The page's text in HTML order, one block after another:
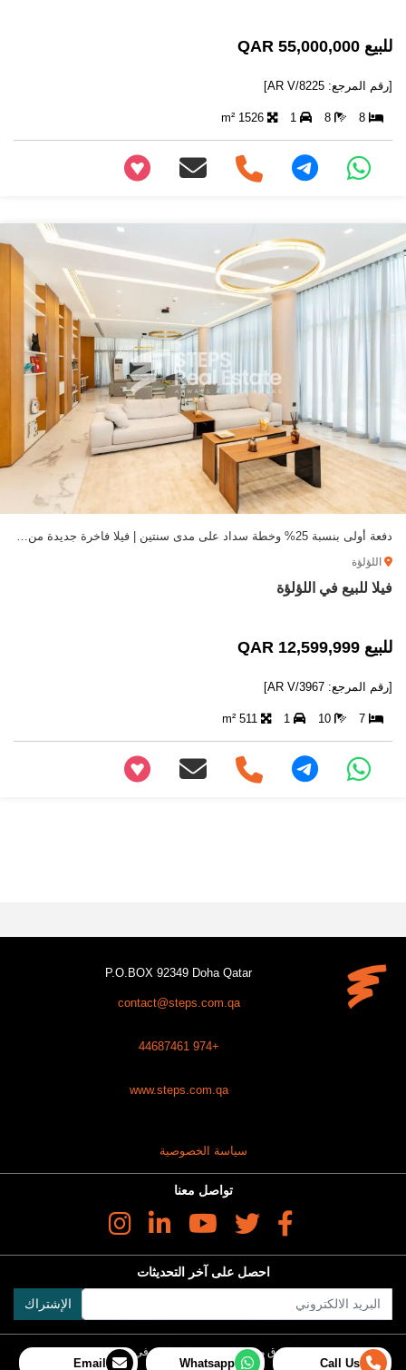
للبيع 55,000,000 QAR
[رقم المرجع: AR V/8225]
8
8
1
1526 m²
دفعة أولى بنسبة 25% وخطة سداد على مدى سنتين | فيلا فاخرة جديدة من 7 غرف نوم
اللؤلؤة
فيلا للبيع في اللؤلؤة
للبيع 12,599,999 QAR
[رقم المرجع: AR V/3967]
7
10
1
511 m²
P.O.BOX 92349 Doha Qatar
contact@steps.com.qa
+974 44687461
www.steps.com.qa
سياسة الخصوصية
تواصل معنا
احصل على آخر التحديثات
الإشتراك
جميع الحقوق محفوظة ستبس للعقارات في قطر 2025
Call Us
Whatsapp
Email